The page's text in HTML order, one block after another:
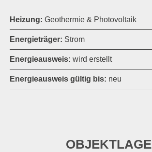
Heizung: Geothermie & Photovoltaik
Energieträger: Strom
Energieausweis: wird erstellt
Energieausweis gültig bis: neu
OBJEKTLAGE